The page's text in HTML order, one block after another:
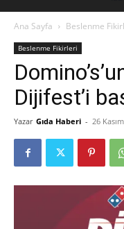
Ana Sayfa Beslenme
Beslenme Fikirleri
Dijifest’i
Yazar Gıda Haberi - 26